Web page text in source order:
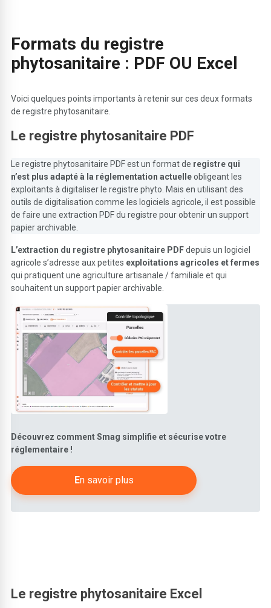
Formats du registre
phytosanitaire : PDF OU Excel
Voici quelques points importants à retenir sur ces deux formats
de registre phytosanitaire.
Le registre phytosanitaire PDF
Le registre phytosanitaire PDF est un format de registre qui
n’est plus adapté à la réglementation actuelleobligeant les
exploitants à digitaliser le registre phyto. Mais en utilisant des
outils de digitalisation comme les logiciels agricole, il est possible
de faire une extraction PDF du registre pour obtenir un support
papier archivable.
L’extraction du registre phytosanitaire PDFdepuis un logiciel
agricole s’adresse aux petites exploitations agricoles et fermes
qui pratiquent une agriculture artisanale / familiale et qui
souhaitent un support papier archivable.
Découvrez comment Smag simplifie et sécurise votre
réglementaire !
En savoir plus
Le registre phytosanitaire Excel